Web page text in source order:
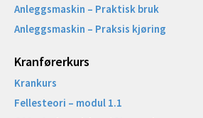
Anleggsmaskin – Praktisk bruk
Anleggsmaskin – Praksis kjøring
Kranførerkurs
Krankurs
Fellesteori – modul 1.1